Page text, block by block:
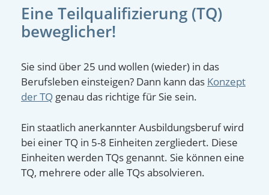
Eine Teilqualifizierung (TQ)
beweglicher!
Sie sind über 25 und wollen (wieder) in das
Berufsleben einsteigen? Dann kann das Konzept
der TQ genau das richtige für Sie sein.
Ein staatlich anerkannter Ausbildungsberuf wird
bei einer TQ in 5-8 Einheiten zergliedert. Diese
Einheiten werden TQs genannt. Sie können eine
TQ, mehrere oder alle TQs absolvieren.